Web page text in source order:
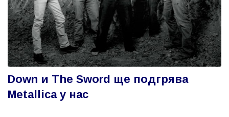
Down и The Sword ще подгрява
Metallica у нас